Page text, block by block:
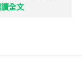
全文